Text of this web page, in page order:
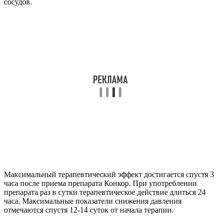
сосудов.
Максимальный терапевтический эффект достигается спустя 3
часа после приема препарата Конкор. При употреблении
препарата раз в сутки терапевтическое действие длиться 24
часа. Максимальные показатели снижения давления
отмечаются спустя 12-14 суток от начала терапии.